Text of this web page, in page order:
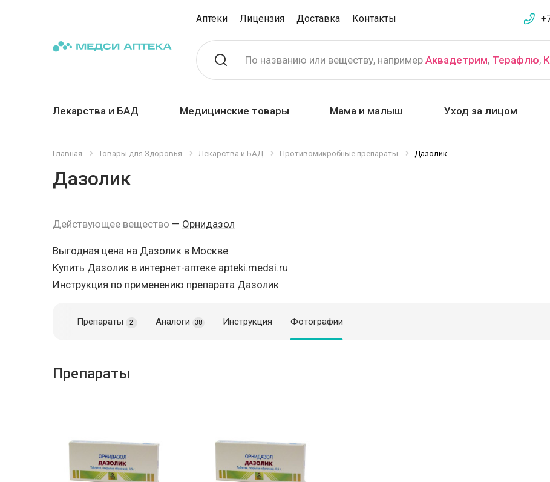
Аптеки Лицензия Доставка Контакты
По названию или веществу, например Аквадетрим, Терафлю,
Лекарства и БАД Медицинские товары Мама и малыш Уход за лицом
Главная Товары для Здоровья Лекарства и БАД Противомикробные препараты Дазолик
Дазолик
Действующее вещество — Орнидазол
Выгодная цена на Дазолик в Москве
Купить Дазолик в интернет-аптеке apteki.medsi.ru
Инструкция по применению препарата Дазолик
Препараты 2 Аналоги 38 Инструкция Фотографии
Препараты